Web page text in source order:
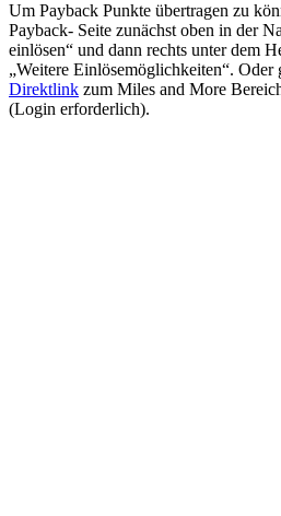
Um Payback Punkte übertragen zu
Payback- Seite zunächst oben in der
einlösen“ und dann rechts unter dem
„Weitere Einlösemöglichkeiten“. Oder
Direktlink zum Miles and More
(Login erforderlich).